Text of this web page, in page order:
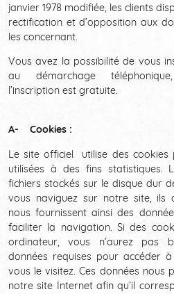
janvier 1978 modifiée, les clients
rectification et d’opposition aux
les concernant.
Vous avez la possibilité de vous
au démarchage
l’inscription est gratuite.
A- Cookies :
Le site officiel utilise des cookies
utilisées à des fins statistiques.
fichiers stockés sur le disque dur
vous naviguez sur notre site, ils
nous fournissent ainsi des
faciliter la navigation. Si des
ordinateur, vous n’aurez pas
données requises pour accéder
vous le visitez. Ces données nous
notre site Internet afin qu’il